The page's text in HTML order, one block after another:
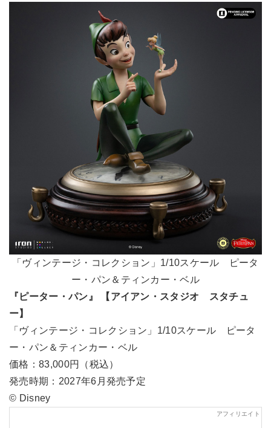
「ヴィンテージ・コレクション」1/10スケール ピータ
ー・パン＆ティンカー・ベル
『ピーター・パン』 【アイアン・スタジオ スタチュ
ー】
「ヴィンテージ・コレクション」1/10スケール ピータ
ー・パン＆ティンカー・ベル
価格：83,000円（税込）
発売時期：2027年6月発売予定
© Disney